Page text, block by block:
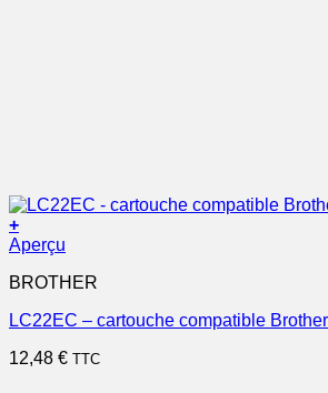
+
Aperçu
BROTHER
LC22EC – cartouche compatible
12,48 € TTC